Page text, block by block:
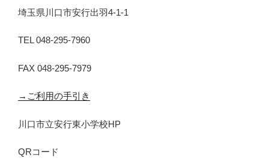
埼玉県川口市安行出羽4-1-1
TEL 048-295-7960
FAX 048-295-7979
→ご利用の手引き
川口市立安行東小学校HP
QRコード